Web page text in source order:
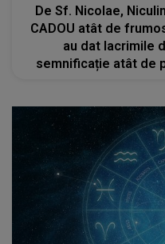
De Sf. Nicolae,
CADOU atât de
au dat lacrimile
semnificație atât de